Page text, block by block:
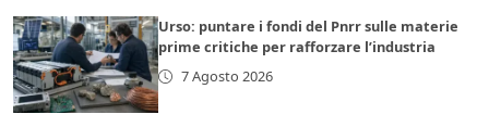
Urso: puntare i fondi del Pnrr sulle materie
prime critiche per rafforzare l’industria
7 Agosto 2026